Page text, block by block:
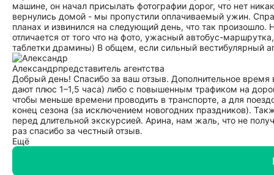
машине, он начал присылать фотографии дорог, что нет
вернулись домой - мы пропустили оплачиваемый ужин.
планах и извинился на следующий день, что так
отличается от того что на фото, ужасный автобус-
таблетки драмины) В общем, если сильный вестибулярный
Александрпредставитель агентства
Добрый день! Спасибо за ваш отзыв. Дополнительное время
дают плюс 1–1,5 часа) либо с повышенным трафиком на
чтобы меньше времени проводить в транспорте, а для
конец сезона (за исключением новогодних праздников).
перед длительной экскурсией. Арина, нам жаль, что не
раз спасибо за честный отзыв.
Ещё